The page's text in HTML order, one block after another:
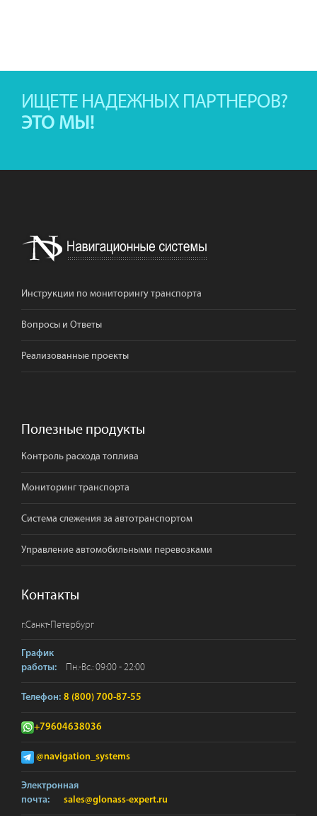
ИЩЕТЕ НАДЕЖНЫХ ПАРТНЕРОВ?
ЭТО МЫ!
Инструкции по мониторингу транспорта
Вопросы и Ответы
Реализованные проекты
Полезные продукты
Контроль расхода топлива
Мониторинг транспорта
Система слежения за автотранспортом
Управление автомобильными перевозками
Контакты
г.Санкт-Петербург
График
работы:
Пн.-Вс.: 09:00 - 22:00
Телефон: 8 (800) 700-87-55
+79604638036
@navigation_systems
Электронная
почта:
sales@glonass-expert.ru